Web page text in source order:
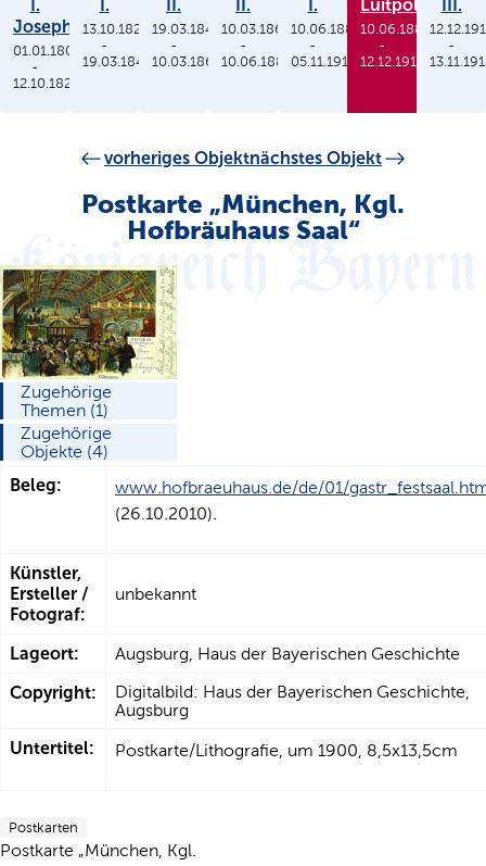
I.
Joseph
01.01.1806
-
12.10.1825
I.
13.10.1825
-
19.03.1848
II.
19.03.1848
-
10.03.1864
II.
10.03.1864
-
10.06.1886
I.
10.06.1886
-
05.11.1913
Luitpold
10.06.1886
-
12.12.1912
III.
-
vorheriges Objektnächstes Objekt
Postkarte „München, Kgl.
Hofbräuhaus Saal“
Zugehörige
Themen (1)
Zugehörige
Objekte (4)
Beleg:
www.hofbraeuhaus.de/de/01/
(26.10.2010).
Künstler,
Ersteller /
Fotograf:
unbekannt
Lageort: Augsburg, Haus der Bayerischen Geschichte
Copyright:
Digitalbild: Haus der Bayerischen Geschichte,
Augsburg
Untertitel: Postkarte/Lithografie, um 1900, 8,5x13,5cm
Postkarten
Postkarte „München, Kgl.